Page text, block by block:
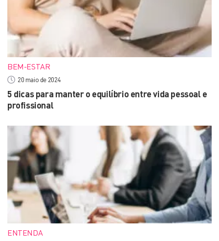
BEM-ESTAR
20 maio de 2024
5 dicas para manter o equilíbrio entre vida pessoal e
profissional
ENTENDA